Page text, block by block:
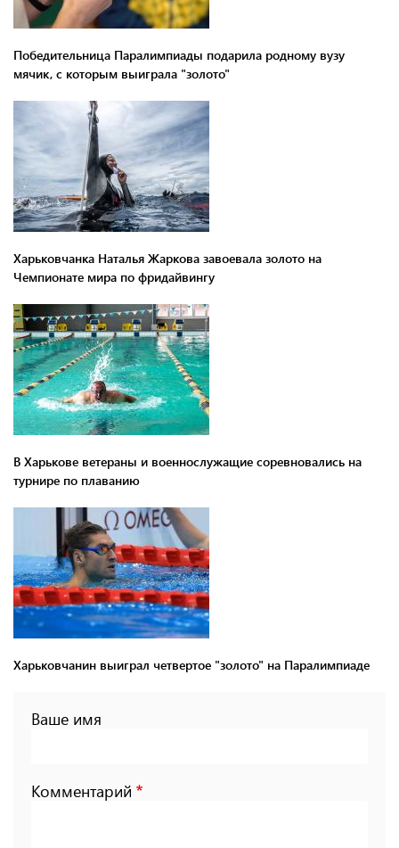
Победительница Паралимпиады подарила родному вузу
мячик, с которым выиграла "золото"
Харьковчанка Наталья Жаркова завоевала золото на
Чемпионате мира по фридайвингу
В Харькове ветераны и военнослужащие соревновались на
турнире по плаванию
Харьковчанин выиграл четвертое "золото" на Паралимпиаде
Ваше имя
Комментарий